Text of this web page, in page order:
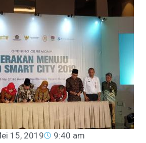
15, 2019
9:40 am